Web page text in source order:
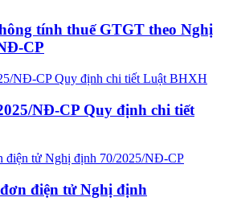
tính thuế GTGT theo Nghị
CP
NĐ-CP Quy định chi tiết
điện tử Nghị định